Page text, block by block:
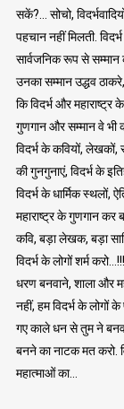
सकें?… सोचो,
पहचान नहीं मिलती.
सार्वजनिक रूप से
उनका सम्मान उद्धव
कि विदर्भ और
गुणगान और सम्मान वे भी
विदर्भ के कवियों, लेखकों,
की गुनगुनाएं, विदर्भ के
विदर्भ के धार्मिक
महाराष्ट्र के गुणगान
कवि, बड़ा लेखक, बड़ा
विदर्भ के लोगों शर्म
धरण बनवाने, शाला और
नहीं, हम विदर्भ के लोगों
गए काले धन से तुम ने
बनने का नाटक मत करो.
महात्माओं का…